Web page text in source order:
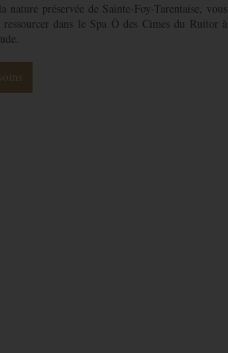
nature préservée de Sainte-Foy-Tarentaise, vous
ressourcer dans le Spa Ô des Cimes du Ruitor à